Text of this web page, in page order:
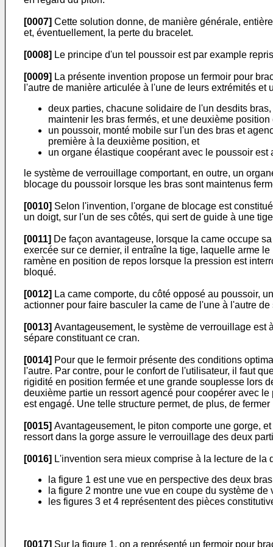
[0007] Cette solution donne, de manière générale,
et, éventuellement, la perte du bracelet.
[0008] Le principe d'un tel poussoir est par example
[0009] La présente invention propose un fermoir pour
l'autre de manière articulée à l'une de leurs extrémités
deux parties, chacune solidaire de l'un desdits
maintenir les bras fermés, et une deuxième
un poussoir, monté mobile sur l'un des bras et
première à la deuxième position, et
un organe élastique coopérant avec le poussoir
le système de verrouillage comportant, en outre, un
blocage du poussoir lorsque les bras sont maintenus
[0010] Selon l'invention, l'organe de blocage est
un doigt, sur l'un de ses côtés, qui sert de guide à une
[0011] De façon avantageuse, lorsque la came occupe
exercée sur ce dernier, il entraîne la tige, laquelle arme
ramène en position de repos lorsque la pression est
bloqué.
[0012] La came comporte, du côté opposé au poussoir,
actionner pour faire basculer la came de l'une à l'autre
[0013] Avantageusement, le système de verrouillage est
sépare constituant ce cran.
[0014] Pour que le fermoir présente des conditions
l'autre. Par contre, pour le confort de l'utilisateur, il faut
rigidité en position fermée et une grande souplesse lors
deuxième partie un ressort agencé pour coopérer avec
est engagé. Une telle structure permet, de plus, de
[0015] Avantageusement, le piton comporte une gorge,
ressort dans la gorge assure le verrouillage des deux
[0016] L'invention sera mieux comprise à la lecture de
la figure 1 est une vue en perspective des deux
la figure 2 montre une vue en coupe du système
les figures 3 et 4 représentent des pièces
[0017] Sur la figure 1, on a représenté un fermoir pour